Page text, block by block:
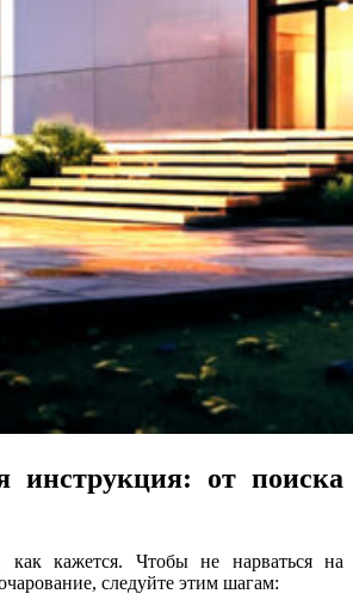
инструкция: от поиска
кажется. Чтобы не нарваться на
следуйте этим шагам: